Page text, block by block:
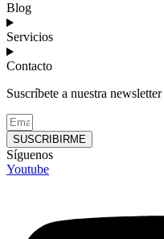
Blog
Servicios
Contacto
Suscríbete a nuestra newsletter
SUSCRIBIRME
Síguenos
Youtube